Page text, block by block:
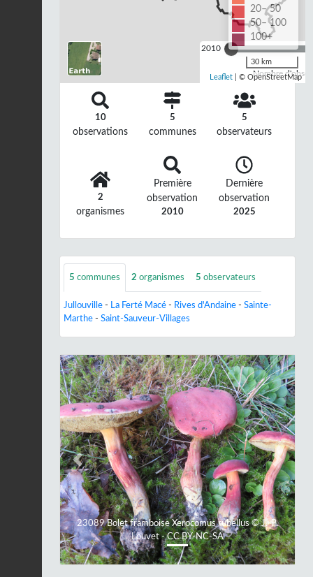
2010
Nombre
20– 50
50– 100
100+
30 km
Leaflet | © OpenStreetMap
10
observations
5
communes
5
observateurs
2
organismes
Première
observation
2010
Dernière
observation
2025
5 communes 2 organismes 5 observateurs
Jullouville - La Ferté Macé - Rives d'Andaine - Sainte-
Marthe - Saint-Sauveur-Villages
23089 Bolet framboise Xerocomus rubellus © J.-P.
Louvet - CC BY-NC-SA
Previous Next